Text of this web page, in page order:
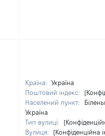
Країна:
Україна
Поштовий індекс:
Населений пункт:
Україна
Тип вулиці:
Вулиця:
[Конфіденційна